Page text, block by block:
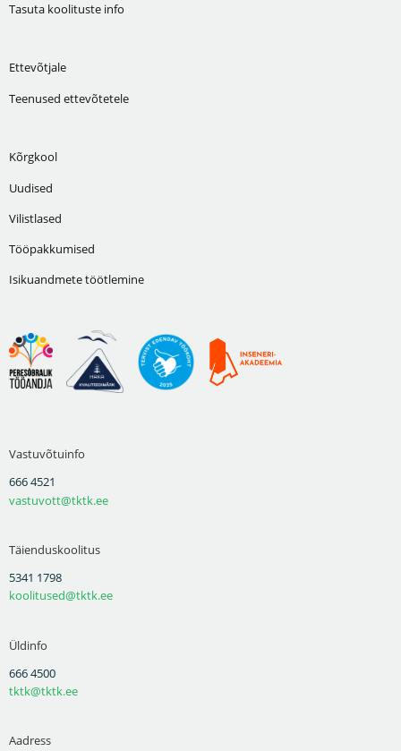
Tasuta koolituste info
Ettevõtjale
Teenused ettevõtetele
Kõrgkool
Uudised
Vilistlased
Tööpakkumised
Isikuandmete töötlemine
Vastuvõtuinfo
666 4521
vastuvott@tktk.ee
Täienduskoolitus
5341 1798
koolitused@tktk.ee
Üldinfo
666 4500
tktk@tktk.ee
Aadress